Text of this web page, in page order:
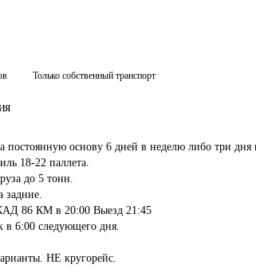
Только собственный транспорт
постоянную основу 6 дней в неделю либо три дня
18-22 паллета.
до 5 тонн.
задние.
86 КМ в 20:00 Выезд 21:45
6:00 следующего дня.
НЕ кругорейс.